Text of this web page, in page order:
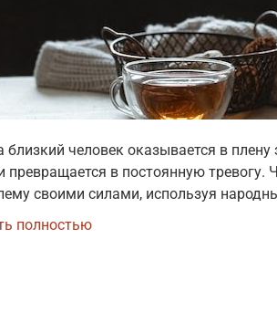
близкий человек оказывается в
превращается в постоянную тревогу.
своими силами, используя
полностью